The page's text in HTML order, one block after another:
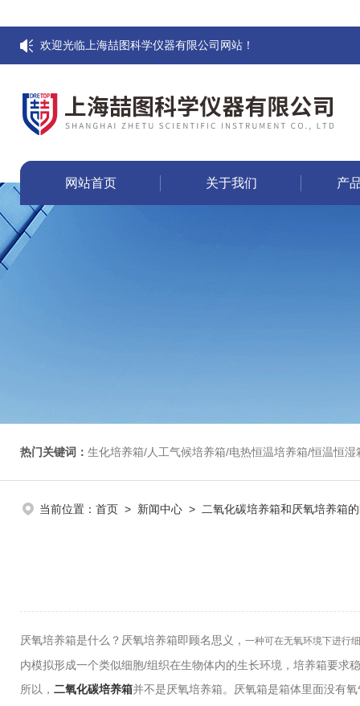
欢迎光临上海喆图科学仪器有限公司网站！
网站首页 关于我们 产
热门关键词： 生化培养箱/人工气候培养箱/电热恒温培养箱/恒温恒湿箱/光照培养箱/二氧化碳培养箱
当前位置： 首页 > 新闻中心 > 二氧化碳培养箱和厌氧培养箱
厌氧培养箱是什么？厌氧培养箱即顾名思义， 一种可在无氧环境下进行
内模拟形成一个类似细胞/组织在生物体内的生长环境，培养箱要
所以， 二氧化碳培养箱并不是厌氧培养箱。厌氧箱是箱体里面没有